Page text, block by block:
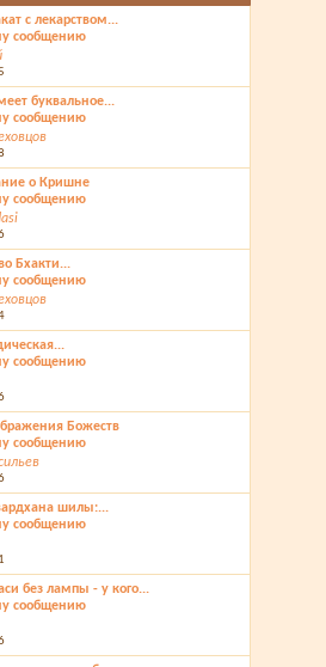
с лекарством...
буквальное...
о Кришне
Бхакти...
Божеств
шилы:...
без лампы - у кого...